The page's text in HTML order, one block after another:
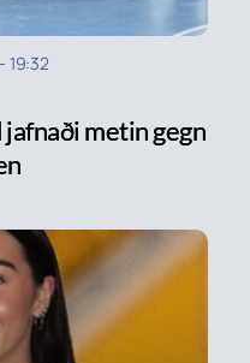
- 19:32
metin gegn